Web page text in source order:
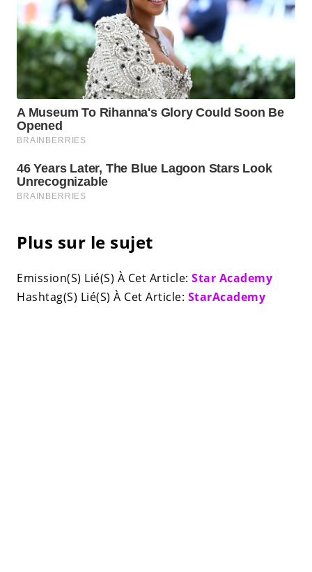
Plus sur le sujet
Emission(S) Lié(S) À Cet Article: Star Academy
Hashtag(S) Lié(S) À Cet Article: StarAcademy